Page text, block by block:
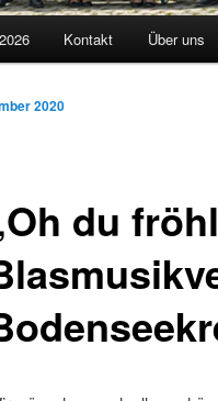
Kontakt Über uns
du
2020